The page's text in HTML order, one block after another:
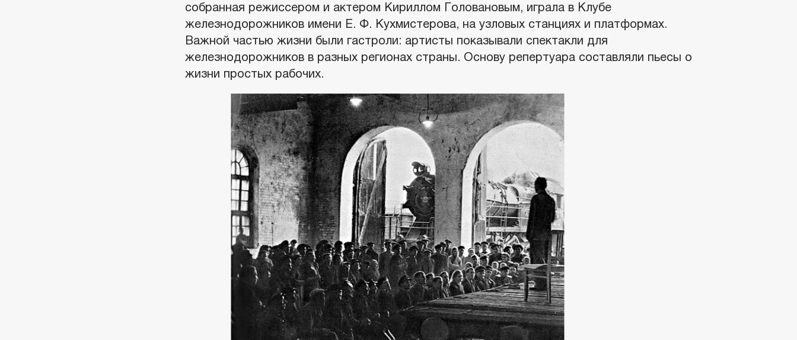
собранная режиссером и актером Кириллом Головановым, играла в Клубе
железнодорожников имени Е. Ф. Кухмистерова, на узловых станциях и платформах.
Важной частью жизни были гастроли: артисты показывали спектакли для
железнодорожников в разных регионах страны. Основу репертуара составляли пьесы о
жизни простых рабочих.